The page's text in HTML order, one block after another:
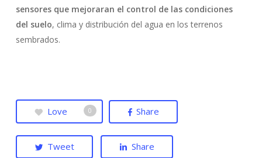
sensores que mejoraran el control de las condiciones
del suelo, clima y distribución del agua en los terrenos
sembrados.
Love 0 Share
Tweet Share